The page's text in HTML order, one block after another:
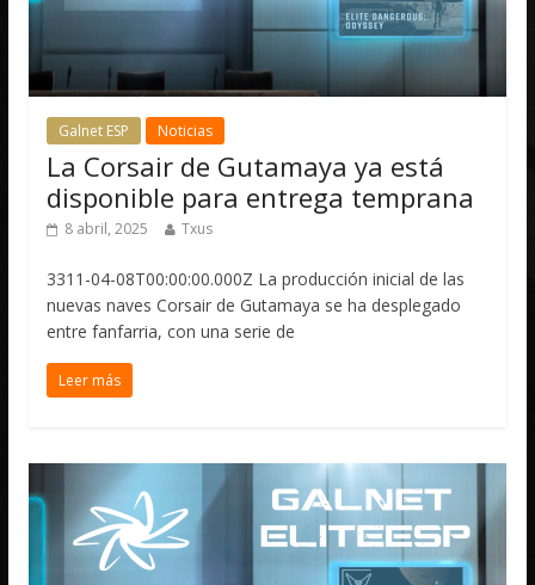
Galnet ESP Noticias
La Corsair de Gutamaya ya está
disponible para entrega temprana
8 abril, 2025 Txus
3311-04-08T00:00:00.000Z La producción inicial de las
nuevas naves Corsair de Gutamaya se ha desplegado
entre fanfarria, con una serie de
Leer más